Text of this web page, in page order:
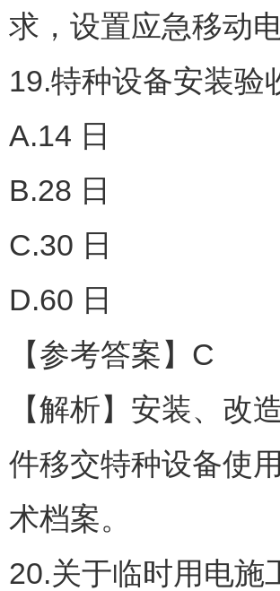
求，设置应急移动
19.特种设备安装验
A.14 日
B.28 日
C.30 日
D.60 日
【参考答案】C
【解析】安装、改
件移交特种设备使
术档案。
20.关于临时用电施